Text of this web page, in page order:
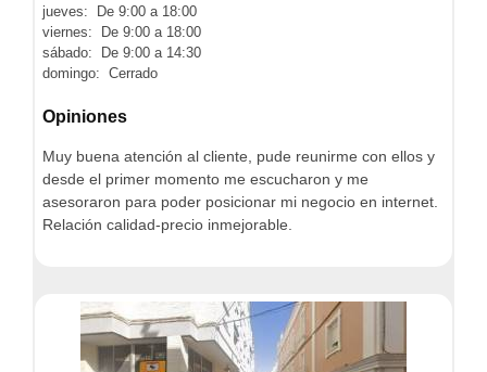
jueves: De 9:00 a 18:00
viernes: De 9:00 a 18:00
sábado: De 9:00 a 14:30
domingo: Cerrado
Opiniones
Muy buena atención al cliente, pude reunirme con ellos y
desde el primer momento me escucharon y me
asesoraron para poder posicionar mi negocio en internet.
Relación calidad-precio inmejorable.